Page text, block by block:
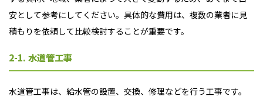
安として参考にしてください。具体的な費用は、複数の業者に見
積もりを依頼して比較検討することが重要です。
2-1. 水道管工事
水道管工事は、給水管の設置、交換、修理などを行う工事です。